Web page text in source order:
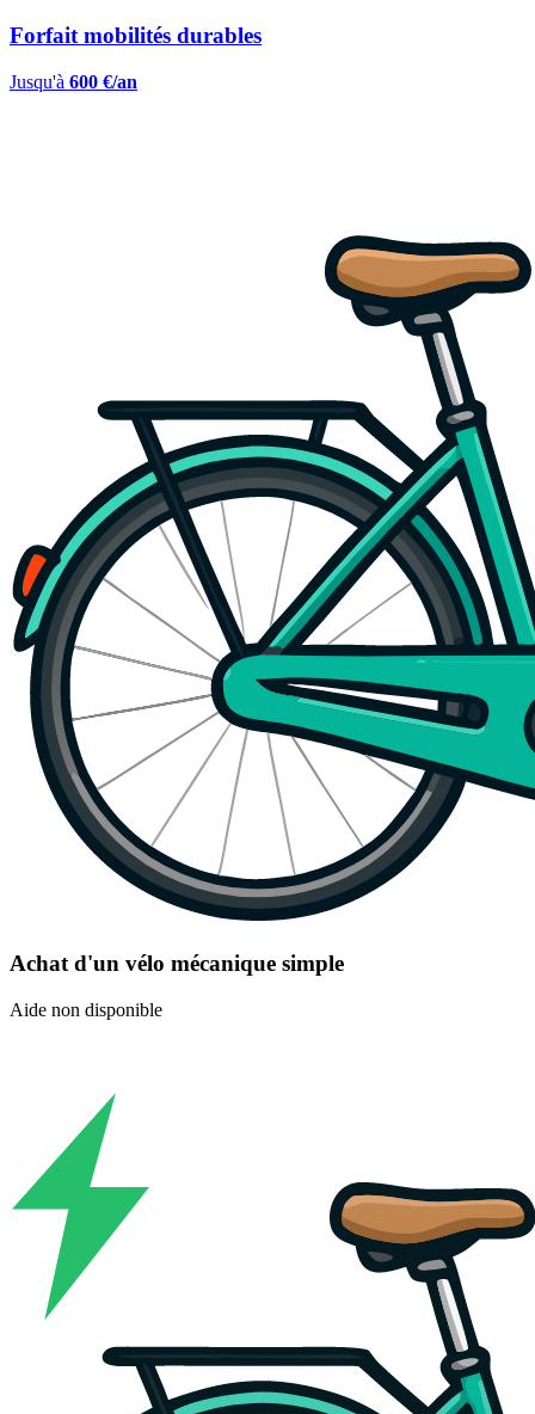
Forfait mobilités durables
Jusqu'à 600 €/an
Achat d'un vélo mécanique simple
Aide non disponible